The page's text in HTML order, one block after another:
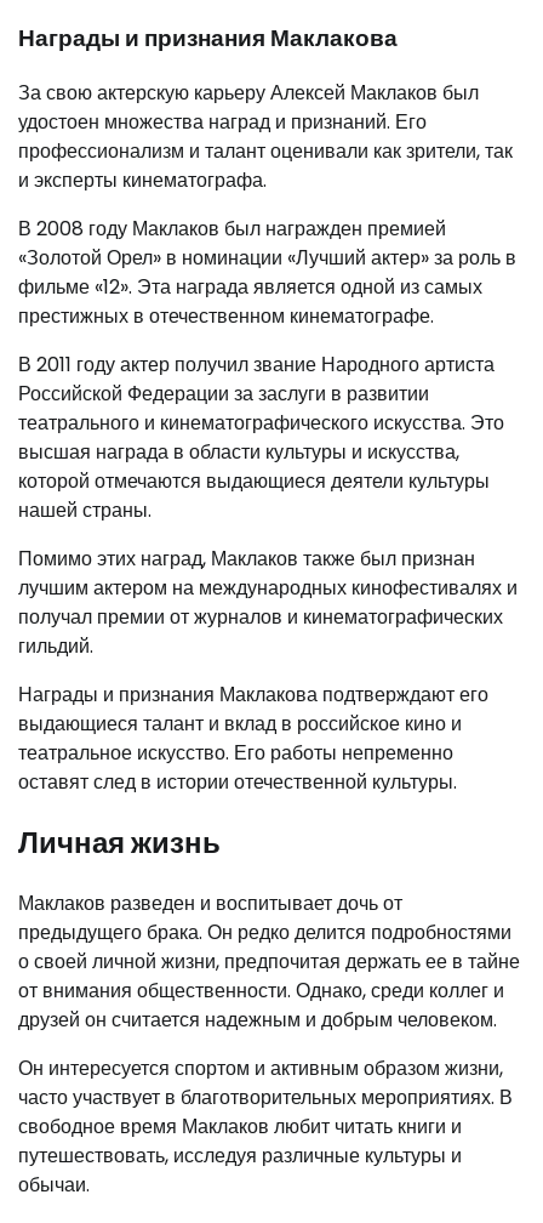
Награды и признания Маклакова
За свою актерскую карьеру Алексей Маклаков был
удостоен множества наград и признаний. Его
профессионализм и талант оценивали как зрители, так
и эксперты кинематографа.
В 2008 году Маклаков был награжден премией
«Золотой Орел» в номинации «Лучший актер» за роль в
фильме «12». Эта награда является одной из самых
престижных в отечественном кинематографе.
В 2011 году актер получил звание Народного артиста
Российской Федерации за заслуги в развитии
театрального и кинематографического искусства. Это
высшая награда в области культуры и искусства,
которой отмечаются выдающиеся деятели культуры
нашей страны.
Помимо этих наград, Маклаков также был признан
лучшим актером на международных кинофестивалях и
получал премии от журналов и кинематографических
гильдий.
Награды и признания Маклакова подтверждают его
выдающиеся талант и вклад в российское кино и
театральное искусство. Его работы непременно
оставят след в истории отечественной культуры.
Личная жизнь
Маклаков разведен и воспитывает дочь от
предыдущего брака. Он редко делится подробностями
о своей личной жизни, предпочитая держать ее в тайне
от внимания общественности. Однако, среди коллег и
друзей он считается надежным и добрым человеком.
Он интересуется спортом и активным образом жизни,
часто участвует в благотворительных мероприятиях. В
свободное время Маклаков любит читать книги и
путешествовать, исследуя различные культуры и
обычаи.